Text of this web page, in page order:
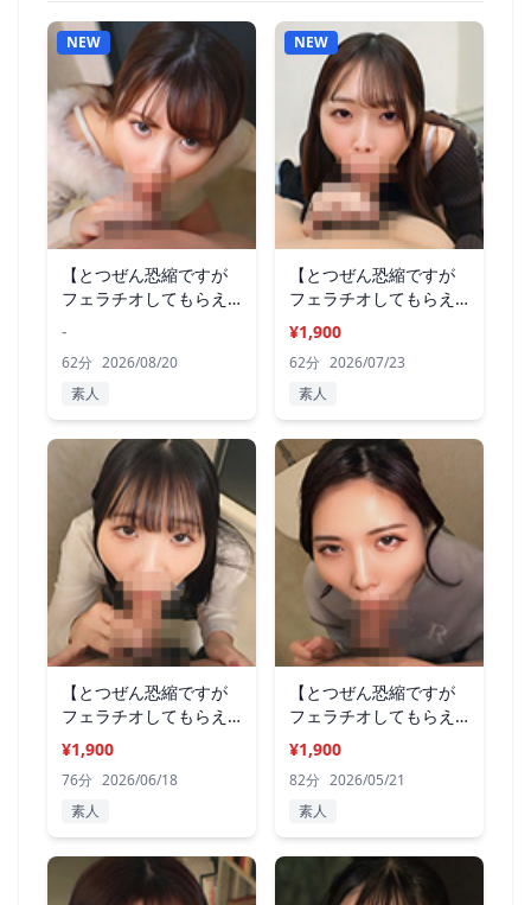
NEW
【とつぜん恐縮ですが
フェラチオしてもらえ
-
62分 2026/08/20
素人
NEW
【とつぜん恐縮ですが
フェラチオしてもらえ
ますか？】14
¥1,900
62分 2026/07/23
素人
【とつぜん恐縮ですが
フェラチオしてもらえ
ますか？】13
¥1,900
76分 2026/06/18
素人
【とつぜん恐縮ですが
フェラチオしてもらえ
ますか？】12
¥1,900
82分 2026/05/21
素人